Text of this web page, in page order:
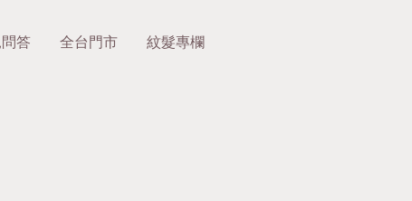
答 全台門市 紋髮專欄